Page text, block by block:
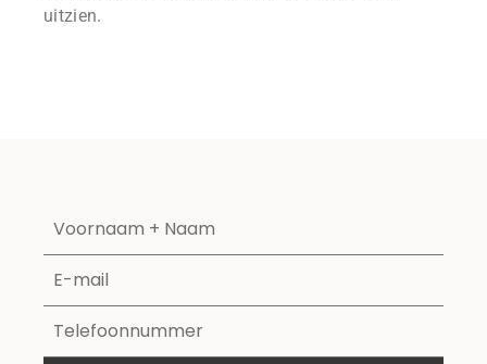
uitzien.